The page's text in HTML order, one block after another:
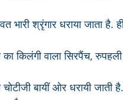
श्रृंगार धराया जाता है.
बायीं ओर धरायी जाती है.